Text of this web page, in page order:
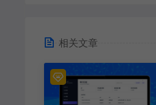
相关文章